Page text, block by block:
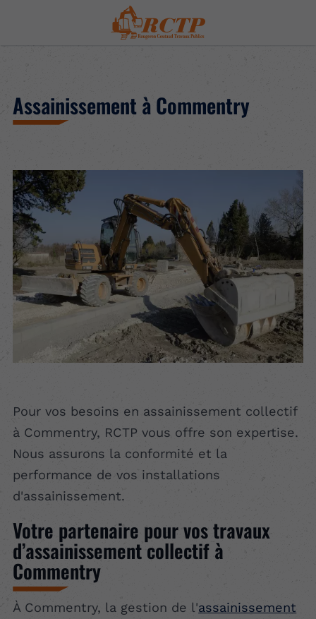
Assainissement à Commentry
Pour vos besoins en assainissement collectif
à Commentry, RCTP vous offre son expertise.
Nous assurons la conformité et la
performance de vos installations
d'assainissement.
Votre partenaire pour vos travaux
d’assainissement collectif à
Commentry
À Commentry, la gestion de l'assainissement